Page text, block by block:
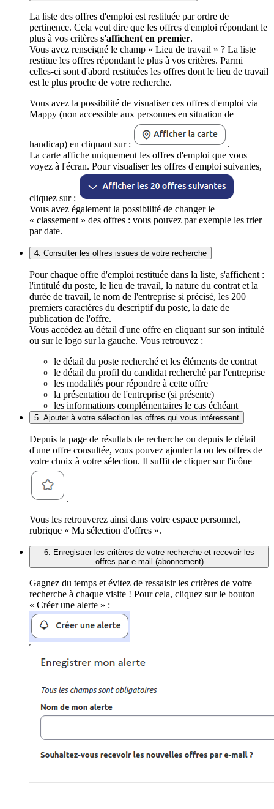
La liste des offres d'emploi est restituée par ordre de
pertinence. Cela veut dire que les offres d'emploi répondant le
plus à vos critères s'affichent en premier.
Vous avez renseigné le champ « Lieu de travail » ? La liste
restitue les offres répondant le plus à vos critères. Parmi
celles-ci sont d'abord restituées les offres dont le lieu de travail
est le plus proche de votre recherche.
Vous avez la possibilité de visualiser ces offres d'emploi via
Mappy (non accessible aux personnes en situation de
handicap) en cliquant sur :
.
La carte affiche uniquement les offres d'emploi que vous
voyez à l'écran. Pour visualiser les offres d'emploi suivantes,
cliquez sur :
Vous avez également la possibilité de changer le
« classement » des offres : vous pouvez par exemple les trier
par date.
4. Consulter les offres issues de votre recherche
Pour chaque offre d'emploi restituée dans la liste, s'affichent :
l'intitulé du poste, le lieu de travail, la nature du contrat et la
durée de travail, le nom de l'entreprise si précisé, les 200
premiers caractères du descriptif du poste, la date de
publication de l'offre.
Vous accédez au détail d'une offre en cliquant sur son intitulé
ou sur le logo sur la gauche. Vous retrouvez :
le détail du poste recherché et les éléments de contrat
le détail du profil du candidat recherché par l'entreprise
les modalités pour répondre à cette offre
la présentation de l'entreprise (si présente)
les informations complémentaires le cas échéant
5. Ajouter à votre sélection les offres qui vous intéressent
Depuis la page de résultats de recherche ou depuis le détail
d'une offre consultée, vous pouvez ajouter la ou les offres de
votre choix à votre sélection. Il suffit de cliquer sur l'icône
.
Vous les retrouverez ainsi dans votre espace personnel,
rubrique « Ma sélection d'offres ».
6. Enregistrer les critères de votre recherche et recevoir les
offres par e-mail (abonnement)
Gagnez du temps et évitez de ressaisir les critères de votre
recherche à chaque visite ! Pour cela, cliquez sur le bouton
« Créer une alerte » :